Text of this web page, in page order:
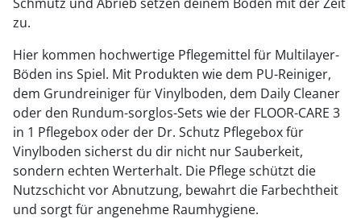
zu.
Hier kommen hochwertige Pflegemittel für Multilayer-
Böden ins Spiel. Mit Produkten wie dem PU-Reiniger,
dem Grundreiniger für Vinylboden, dem Daily Cleaner
oder den Rundum-sorglos-Sets wie der FLOOR-CARE 3
in 1 Pflegebox oder der Dr. Schutz Pflegebox für
Vinylboden sicherst du dir nicht nur Sauberkeit,
sondern echten Werterhalt. Die Pflege schützt die
Nutzschicht vor Abnutzung, bewahrt die Farbechtheit
und sorgt für angenehme Raumhygiene.